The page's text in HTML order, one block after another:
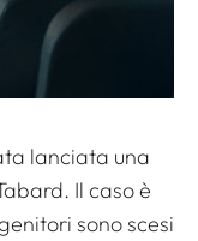
lanciata una
Il caso è
sono scesi